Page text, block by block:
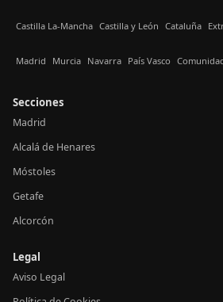
Castilla La-Mancha Castilla y León Cataluña
Madrid Murcia Navarra País Vasco
Secciones
Madrid
Alcalá de Henares
Móstoles
Getafe
Alcorcón
Legal
Aviso Legal